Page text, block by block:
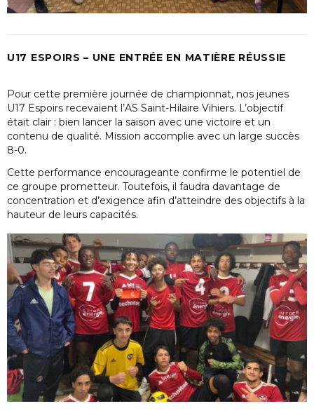
U17 ESPOIRS – UNE ENTRÉE EN MATIÈRE RÉUSSIE
Pour cette première journée de championnat, nos jeunes
U17 Espoirs recevaient l’AS Saint-Hilaire Vihiers. L’objectif
était clair : bien lancer la saison avec une victoire et un
contenu de qualité. Mission accomplie avec un large succès
8-0.
Cette performance encourageante confirme le potentiel de
ce groupe prometteur. Toutefois, il faudra davantage de
concentration et d’exigence afin d’atteindre des objectifs à la
hauteur de leurs capacités.